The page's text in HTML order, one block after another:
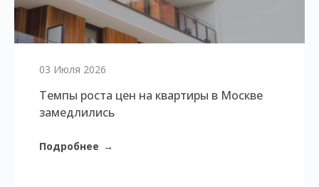
03 Июля 2026
Темпы роста цен на квартиры в Москве
замедлились
Подробнее →